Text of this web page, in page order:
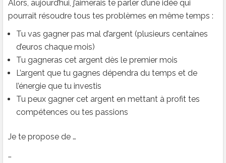
Alors, aujourd’hui, j’aimerais te parler d’une idée qui
pourrait résoudre tous tes problèmes en même temps :
Tu vas gagner pas mal d’argent (plusieurs centaines
d’euros chaque mois)
Tu gagneras cet argent dès le premier mois
L’argent que tu gagnes dépendra du temps et de
l’énergie que tu investis
Tu peux gagner cet argent en mettant à profit tes
compétences ou tes passions
Je te propose de …
…